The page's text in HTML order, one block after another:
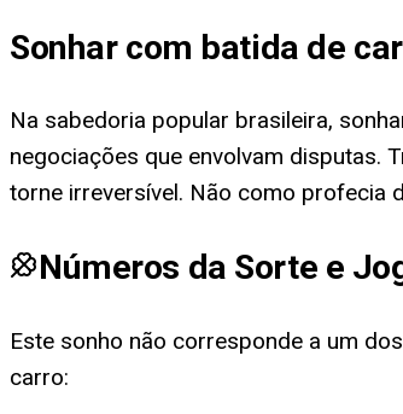
Sonhar com batida de
Na sabedoria popular brasileira,
negociações que envolvam disputas.
torne irreversível. Não como profecia
Números da Sorte e
Este sonho não corresponde a um
carro: